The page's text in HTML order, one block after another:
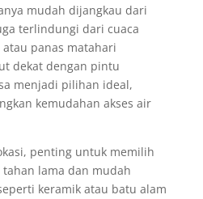
mudah dijangkau dari
terlindungi dari cuaca
panas matahari
dekat dengan pintu
menjadi pilihan ideal,
kemudahan akses air
penting untuk memilih
lama dan mudah
keramik atau batu alam